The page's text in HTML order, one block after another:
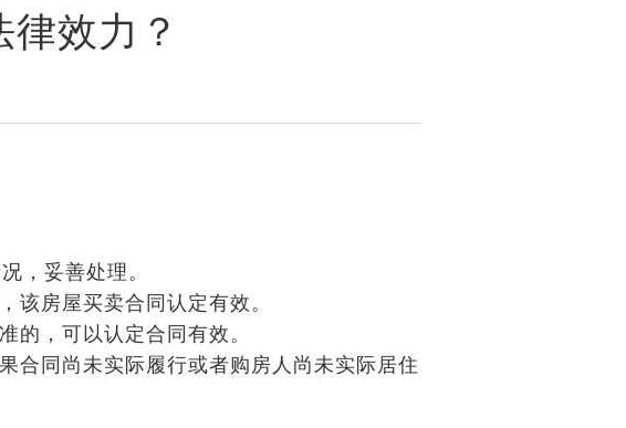
效力？
，妥善处理。
该房屋买卖合同认定有效。
的，可以认定合同有效。
合同尚未实际履行或者购房人尚未实际居住